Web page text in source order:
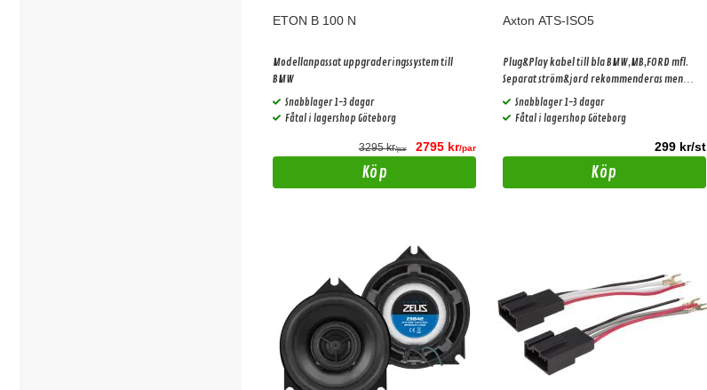
ETON B 100 N
Modellanpassat uppgraderingssystem till
BMW
Snabblager 1-3 dagar
Fåtal i lagershop Göteborg
3295 kr/par 2795 kr/par
Köp
Axton ATS-ISO5
Plug&Play kabel till bla BMW,MB,FORD mfl.
Separat ström&jord rekommenderas men
krävs ej. (ger ca 25w mer effekt) Gäller bilar
med basic ljudpaket!
Snabblager 1-3 dagar
Fåtal i lagershop Göteborg
299 kr/st
Köp